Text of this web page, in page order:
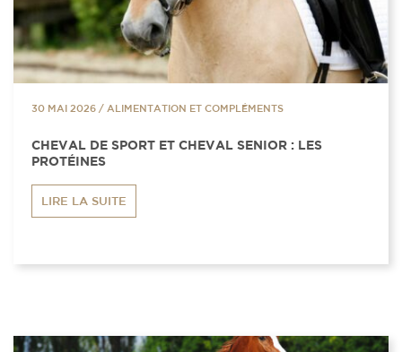
30 MAI 2026 / ALIMENTATION ET COMPLÉMENTS
CHEVAL DE SPORT ET CHEVAL SENIOR : LES
PROTÉINES
LIRE LA SUITE